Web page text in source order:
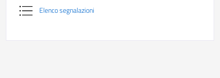
Elenco segnalazioni